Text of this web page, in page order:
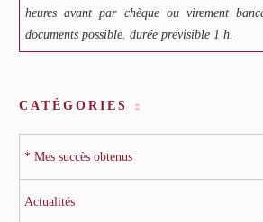
heures avant par chèque ou virement
documents possible. durée prévisible 1 h.
CATÉGORIES
* Mes succès obtenus
Actualités